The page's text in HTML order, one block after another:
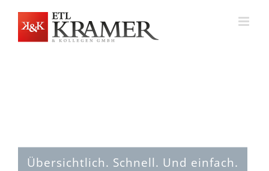
springen
Übersichtlich. Schnell. Und einfach.